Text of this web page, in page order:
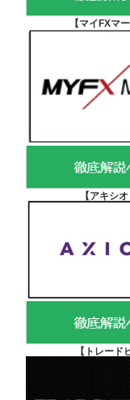
【マイFXマ
【アキシ
【 トレード